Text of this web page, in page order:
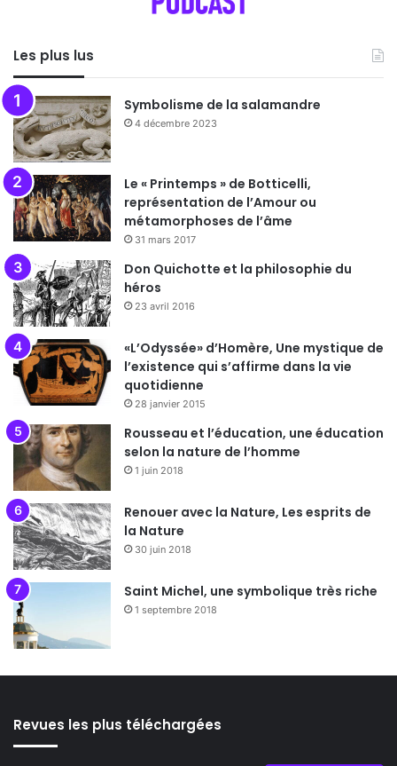
Les plus lus
Symbolisme de la salamandre
4 décembre 2023
Le « Printemps » de Botticelli,
représentation de l’Amour ou
métamorphoses de l’âme
31 mars 2017
Don Quichotte et la philosophie du
héros
23 avril 2016
«L’Odyssée» d’Homère, Une mystique de
l’existence qui s’affirme dans la vie
quotidienne
28 janvier 2015
Rousseau et l’éducation, une éducation
selon la nature de l’homme
1 juin 2018
Renouer avec la Nature, Les esprits de
la Nature
30 juin 2018
Saint Michel, une symbolique très riche
1 septembre 2018
Revues les plus téléchargées